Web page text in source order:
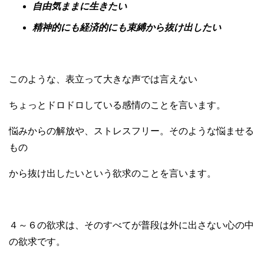
自由気ままに生きたい
精神的にも経済的にも束縛から抜け出したい
このような、表立って大きな声では言えない
ちょっとドロドロしている感情のことを言います。
悩みからの解放や、ストレスフリー。そのような悩ませる
もの
から抜け出したいという欲求のことを言います。
４～６の欲求は、そのすべてが普段は外に出さない心の中
の欲求です。